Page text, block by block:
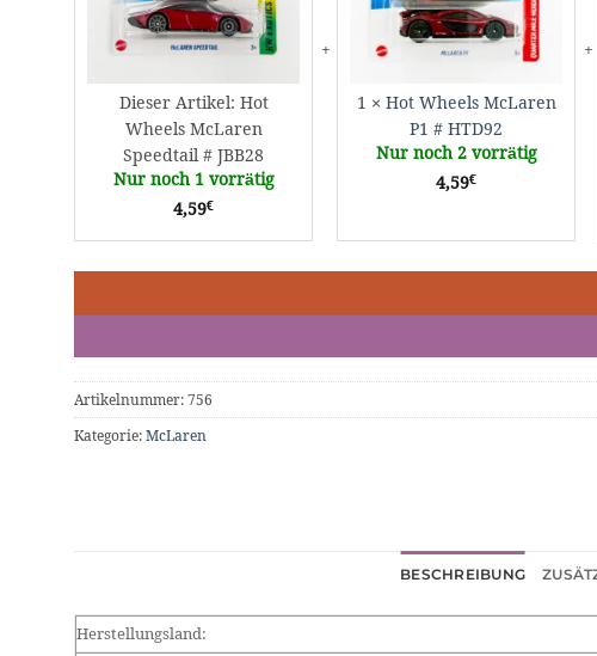
Dieser Artikel: Hot
Wheels McLaren
Speedtail # JBB28
Nur noch 1 vorrätig
4,59€
1 × Hot Wheels McLaren
P1 # HTD92
Nur noch 2 vorrätig
4,59€
Artikelnummer: 756
Kategorie: McLaren
BESCHREIBUNG
Herstellungsland: